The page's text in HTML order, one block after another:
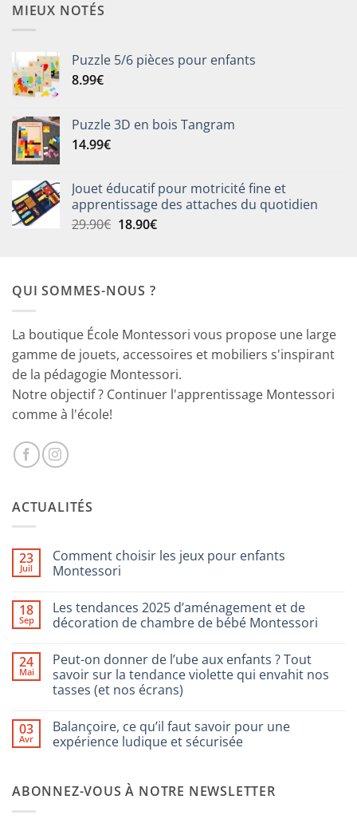
MIEUX NOTÉS
Puzzle 5/6 pièces pour enfants
8.99€
Puzzle 3D en bois Tangram
14.99€
Jouet éducatif pour motricité fine et
apprentissage des attaches du quotidien
29.90€ Le
29.90€.
18.90€Le
QUI SOMMES-NOUS ?
La boutique École Montessori vous propose une large
gamme de jouets, accessoires et mobiliers s'inspirant
de la pédagogie Montessori.
Notre objectif ? Continuer l'apprentissage Montessori
comme à l'école!
ACTUALITÉS
23
Juil
Comment choisir les jeux pour enfants
Montessori
sur
Comment
choisir
pour
enfants
Montessori
18
Sep
Les tendances 2025 d’aménagement et de
décoration de chambre de bébé Montessori
sur
Les
tendances
2025
de
décoration
de
chambre
Montessori
24
Mai
Peut-on donner de l’ube aux enfants ? Tout
savoir sur la tendance violette qui envahit nos
tasses (et nos écrans)
sur
Peut-
on
aux
enfants
03
Avr
Balançoire, ce qu’il faut savoir pour une
expérience ludique et sécurisée
Balançoire,
ce
ABONNEZ-VOUS À NOTRE NEWSLETTER